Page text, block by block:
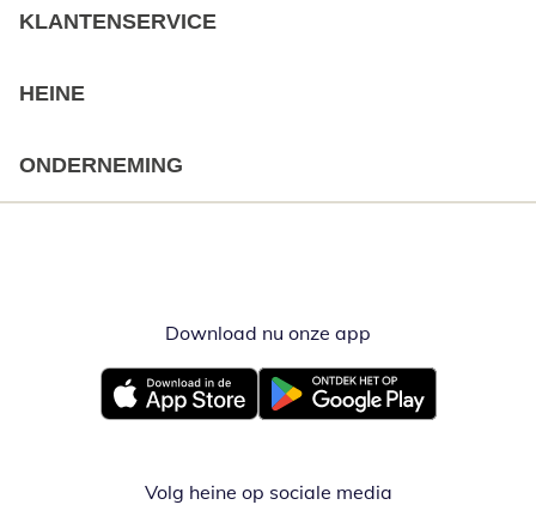
KLANTENSERVICE
HEINE
ONDERNEMING
Download nu onze app
Opent in nieuw vensterOpent in nieuw venster
Volg heine op sociale media